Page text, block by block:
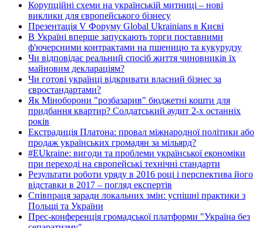
Корупційні схеми на українській митниці – нові
виклики для європейського бізнесу
Презентація V Форуму Global Ukrainians в Києві
В Україні вперше запускають торги поставними
ф'ючерсними контрактами на пшеницю та кукурудзу
Чи відповідає реальний спосіб життя чиновників їх
майновим деклараціям?
Чи готові українці відкривати власний бізнес за
євростандартами?
Як Міноборони "розбазарив" бюджетні кошти для
придбання квартир? Солдатський аудит 2-х останніх
років
Екстрадиція Платона: провал міжнародної політики або
продаж українських громадян за мільярд?
#EUkraine: вигоди та проблеми української економіки
при переході на європейські технічні стандарти
Результати роботи уряду в 2016 році і перспектива його
відставки в 2017 – погляд експертів
Співпраця заради локальних змін: успішні практики з
Польщі та України
Прес-конференція громадської платформи "Україна без